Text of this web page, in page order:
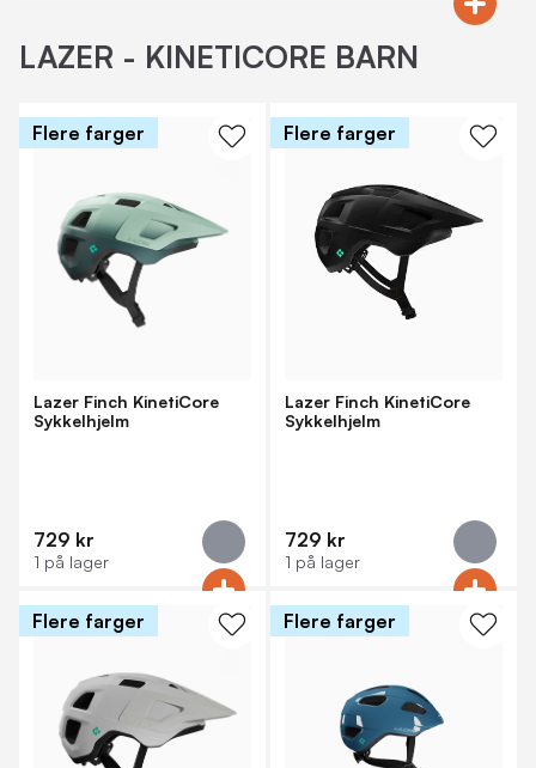
LAZER - KINETICORE BARN
Flere farger
Lazer Finch KinetiCore
Sykkelhjelm
729 kr
1 på lager
Flere farger
Lazer Finch KinetiCore
Sykkelhjelm
729 kr
1 på lager
Flere farger Flere farger